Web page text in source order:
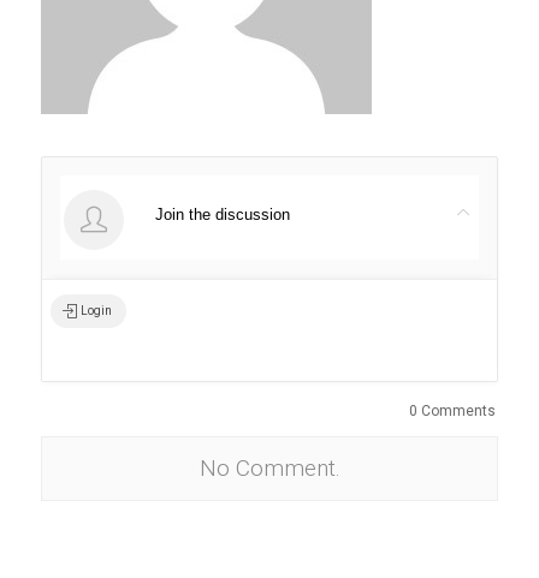
Join the discussion
Login
0 Comments
No Comment.